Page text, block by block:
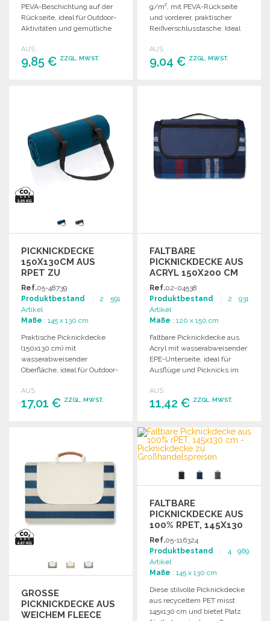
PEVA-Beschichtung auf der
Rückseite, ideal für Outdoor-
Aktivitäten und gemütliche
AUS
9,85 € ZZGL. MWST.
g/m², mit PEVA-Rückseite
und vorderer, praktischer
Reißverschlusstasche. Ideal
Freizeitaktivitäten.
AUS
9,04 € ZZGL. MWST.
PICKNICKDECKE
150X130CM AUS
RPET ZU
GROSSHANDELSPREISEN
Ref.05-48739
Produktbestand : 2 591
Artikel
Maße : 145 x 130 cm
Praktische Picknickdecke
(150x130 cm) mit
wasserabweisender
Oberfläche, ideal für Outdoor-
transportieren und zu lagern.
AUS
17,01 € ZZGL. MWST.
FALTBARE
PICKNICKDECKE AUS
ACRYL 150X200 CM
ZU
GROSSHANDELSPREISEN
Ref.02-04538
Produktbestand : 2 931
Artikel
Maße : 120 x 150 cm
Faltbare Picknickdecke aus
Acryl mit wasserabweisender
EPE-Unterseite, ideal für
Ausflüge und Picknicks im
AUS
11,42 € ZZGL. MWST.
BESTELLEN
Angebot anfordern
GROSSE P
ICKNICKDECKE AUS W
EICHEM FLEECE 2
FALTBARE
PICKNICKDECKE AUS
100% RPET, 145X130
CM ZU
GROSSHANDELSPREISEN
Ref.05-116324
Produktbestand : 4 969
Artikel
Maße : 145 x 130 cm
Diese stilvolle Picknickdecke
aus recyceltem PET misst
145x130 cm und bietet Platz